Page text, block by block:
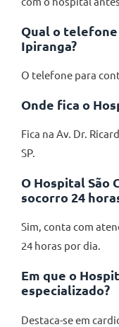
Qual o telefone
Ipiranga?
O telefone para
Onde fica o
Fica na Av. Dr.
SP.
O Hospital São
socorro 24
Sim, conta com
24 horas por dia.
Em que o
especializado?
Destaca-se em